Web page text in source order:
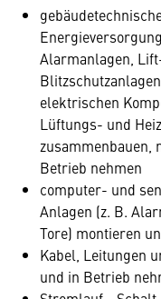
Alarmanlagen,
elektrischen
Lüftungs- und
zusammenbauen,
Betrieb nehmen
computer- und
Anlagen (z. B.
Tore) montieren
Kabel, Leitungen
und in Betrieb